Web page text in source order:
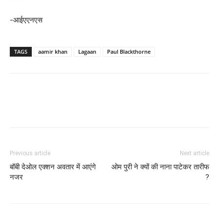
-आईएएनएस
TAGS aamir khan Lagaan Paul Blackthorne
Previous article
बॉबी देओल एक्‍शन अवतार में आएंगे
नजर
Next article
ओम पुरी ने क्‍यों की नाना पाटेकर तारीफ
?